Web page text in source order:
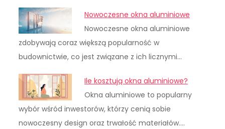
Nowoczesne okna aluminiowe
Nowoczesne okna aluminiowe
zdobywają coraz większą popularność w
budownictwie, co jest związane z ich licznymi…
Ile kosztują okna aluminiowe?
Okna aluminiowe to popularny
wybór wśród inwestorów, którzy cenią sobie
nowoczesny design oraz trwałość materiałów.…